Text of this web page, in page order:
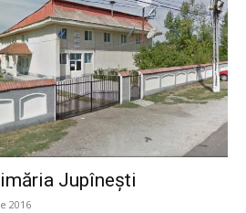
Jupîneşti
2016